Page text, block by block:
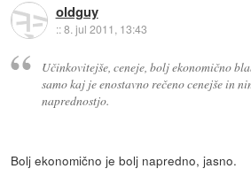
oldguy
::8. jul 2011, 13:43
Učinkovitejše, ceneje, bolj ekonomično
samo kaj je enostavno rečeno cenejše in
naprednostjo.
Bolj ekonomično je bolj napredno, jasno.